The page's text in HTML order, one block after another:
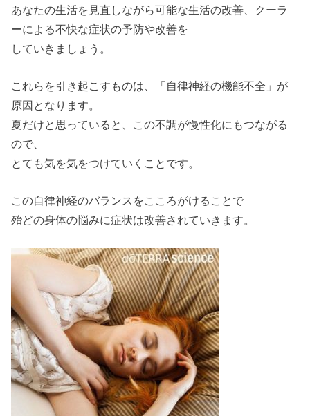
あなたの生活を見直しながら可能な生活の改善、クーラ
ーによる不快な症状の予防や改善を
していきましょう。
これらを引き起こすものは、「自律神経の機能不全」が
原因となります。
夏だけと思っていると、この不調が慢性化にもつながる
ので、
とても気を気をつけていくことです。
この自律神経のバランスをこころがけることで
殆どの身体の悩みに症状は改善されていきます。